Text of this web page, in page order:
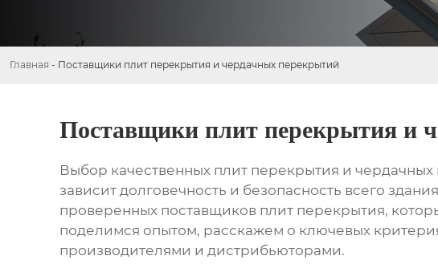
Главная - Поставщики плит перекрытия и чердачных перекрытий
Поставщики плит перекрытия и
Выбор качественных плит перекрытия и
зависит долговечность и безопасность всего
проверенных поставщиков плит перекрытия,
поделимся опытом, расскажем о ключевых
производителями и дистрибьюторами.